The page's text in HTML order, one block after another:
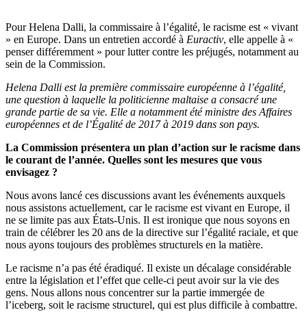
Pour Helena Dalli, la commissaire à l’égalité, le racisme est « vivant
» en Europe. Dans un entretien accordé à Euractiv, elle appelle à «
penser différemment » pour lutter contre les préjugés, notamment au
sein de la Commission.
Helena Dalli est la première commissaire européenne à l’égalité,
une question à laquelle la politicienne maltaise a consacré une
grande partie de sa vie. Elle a notamment été ministre des Affaires
européennes et de l’Égalité de 2017 à 2019 dans son pays.
La Commission présentera un plan d’action sur le racisme dans
le courant de l’année. Quelles sont les mesures que vous
envisagez ?
Nous avons lancé ces discussions avant les événements auxquels
nous assistons actuellement, car le racisme est vivant en Europe, il
ne se limite pas aux États-Unis. Il est ironique que nous soyons en
train de célébrer les 20 ans de la directive sur l’égalité raciale, et que
nous ayons toujours des problèmes structurels en la matière.
Le racisme n’a pas été éradiqué. Il existe un décalage considérable
entre la législation et l’effet que celle-ci peut avoir sur la vie des
gens. Nous allons nous concentrer sur la partie immergée de
l’iceberg, soit le racisme structurel, qui est plus difficile à combattre.